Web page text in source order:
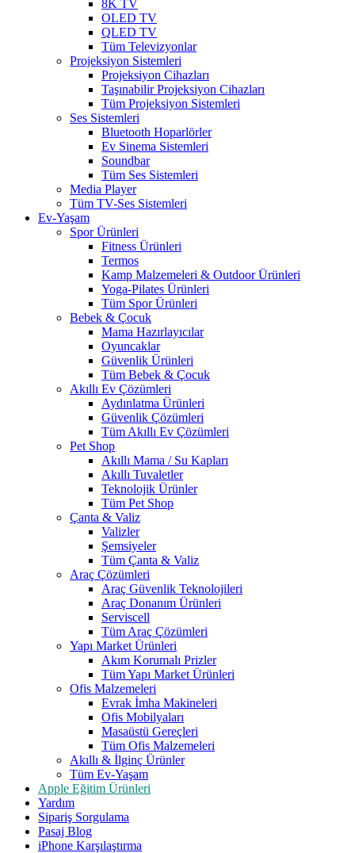
8K TV
OLED TV
QLED TV
Tüm Televizyonlar
Projeksiyon Sistemleri
Projeksiyon Cihazları
Taşınabilir Projeksiyon Cihazları
Tüm Projeksiyon Sistemleri
Ses Sistemleri
Bluetooth Hoparlörler
Ev Sinema Sistemleri
Soundbar
Tüm Ses Sistemleri
Media Player
Tüm TV-Ses Sistemleri
Ev-Yaşam
Spor Ürünleri
Fitness Ürünleri
Termos
Kamp Malzemeleri & Outdoor Ürünleri
Yoga-Pilates Ürünleri
Tüm Spor Ürünleri
Bebek & Çocuk
Mama Hazırlayıcılar
Oyuncaklar
Güvenlik Ürünleri
Tüm Bebek & Çocuk
Akıllı Ev Çözümleri
Aydınlatma Ürünleri
Güvenlik Çözümleri
Tüm Akıllı Ev Çözümleri
Pet Shop
Akıllı Mama / Su Kapları
Akıllı Tuvaletler
Teknolojik Ürünler
Tüm Pet Shop
Çanta & Valiz
Valizler
Şemsiyeler
Tüm Çanta & Valiz
Araç Çözümleri
Araç Güvenlik Teknolojileri
Araç Donanım Ürünleri
Serviscell
Tüm Araç Çözümleri
Yapı Market Ürünleri
Akım Korumalı Prizler
Tüm Yapı Market Ürünleri
Ofis Malzemeleri
Evrak İmha Makineleri
Ofis Mobilyaları
Masaüstü Gereçleri
Tüm Ofis Malzemeleri
Akıllı & İlginç Ürünler
Tüm Ev-Yaşam
Apple Eğitim Ürünleri
Yardım
Sipariş Sorgulama
Pasaj Blog
iPhone Karşılaştırma